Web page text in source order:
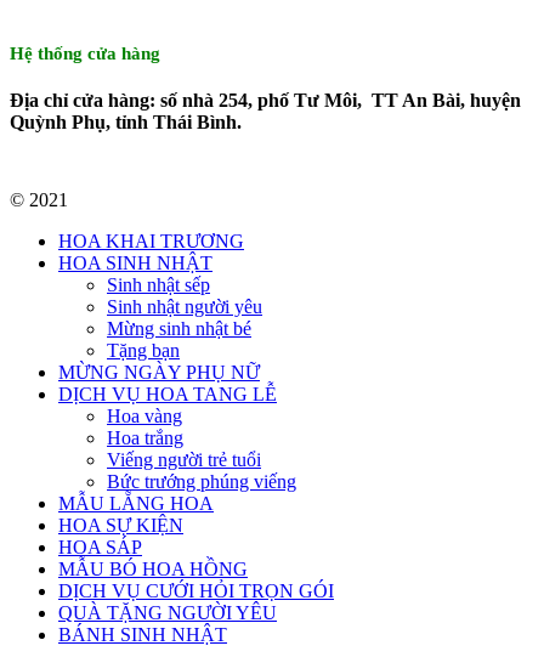
Hệ thống cửa hàng
Địa chỉ cửa hàng: số nhà 254, phố Tư Môi, TT An Bài, huyện
Quỳnh Phụ, tỉnh Thái Bình.
© 2021
HOA KHAI TRƯƠNG
HOA SINH NHẬT
Sinh nhật sếp
Sinh nhật người yêu
Mừng sinh nhật bé
Tặng bạn
MỪNG NGÀY PHỤ NỮ
DỊCH VỤ HOA TANG LỄ
Hoa vàng
Hoa trắng
Viếng người trẻ tuổi
Bức trướng phúng viếng
MẪU LẴNG HOA
HOA SỰ KIỆN
HOA SÁP
MẪU BÓ HOA HỒNG
DỊCH VỤ CƯỚI HỎI TRỌN GÓI
QUÀ TẶNG NGƯỜI YÊU
BÁNH SINH NHẬT